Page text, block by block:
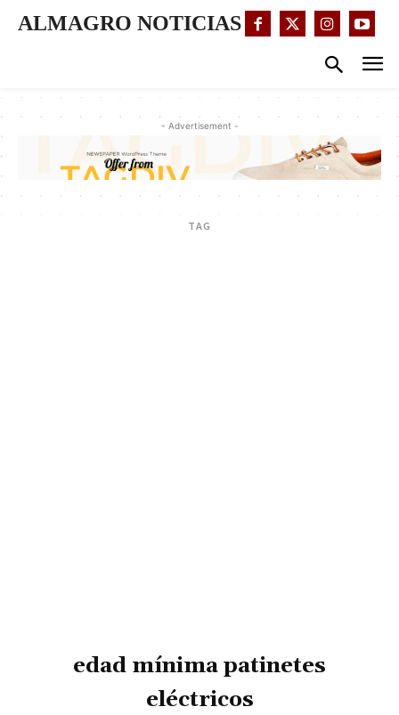
ALMAGRO NOTICIAS
- Advertisement -
TAG
edad mínima patinetes
eléctricos